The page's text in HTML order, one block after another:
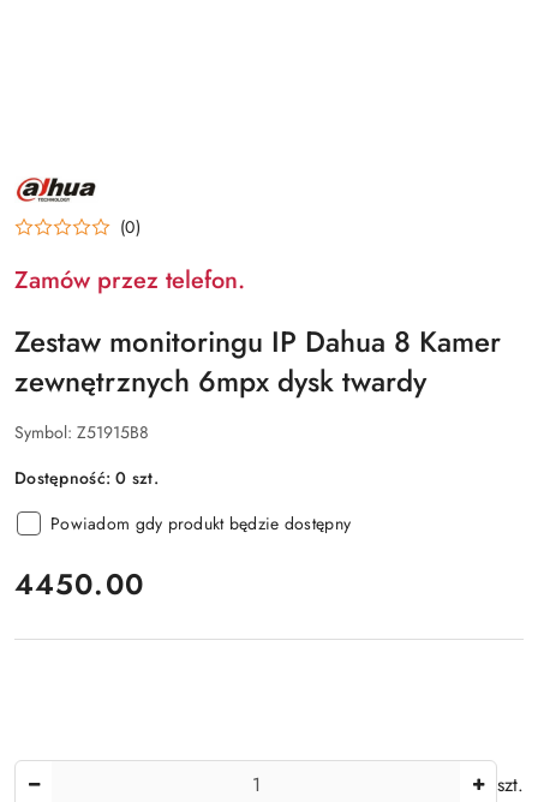
NAZWA
PRODUCENTA:
DAHUA
(0)
Zamów przez telefon.
Zestaw monitoringu IP Dahua 8 Kamer
zewnętrznych 6mpx dysk twardy
Symbol: Z51915B8
Dostępność:0 szt.
Powiadom gdy produkt będzie dostępny
cena:
4450.00
szt.